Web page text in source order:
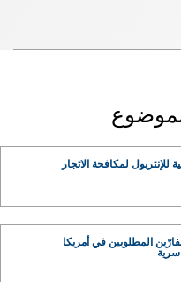
لمكافحة الاتجار
المطلوبين في أمريكا
سرية